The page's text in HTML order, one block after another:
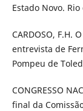
Estado Novo.
CARDOSO, F.H.
entrevista de
Pompeu de
CONGRESSO
final da